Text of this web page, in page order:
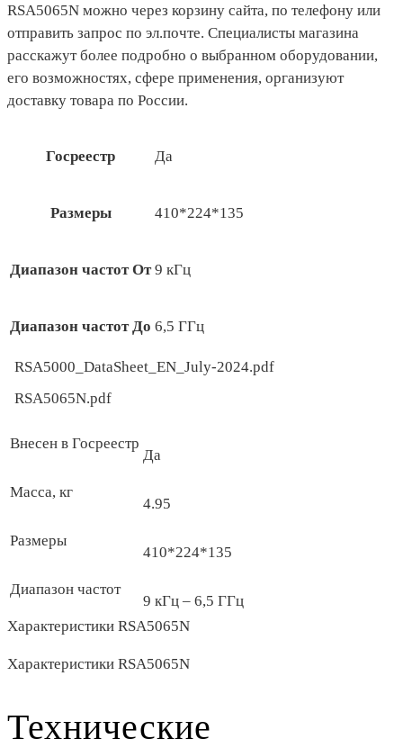
RSA5065N можно через корзину сайта, по телефону или
отправить запрос по эл.почте. Специалисты магазина
расскажут более подробно о выбранном оборудовании,
его возможностях, сфере применения, организуют
доставку товара по России.
Госреестр Да
Размеры 410*224*135
Диапазон частот От 9 кГц
Диапазон частот До 6,5 ГГц
RSA5000_DataSheet_EN_July-2024.pdf
RSA5065N.pdf
Внесен в Госреестр
Да
Масса, кг
4.95
Размеры
410*224*135
Диапазон частот
9 кГц – 6,5 ГГц
Характеристики RSA5065N
Характеристики RSA5065N
Технические